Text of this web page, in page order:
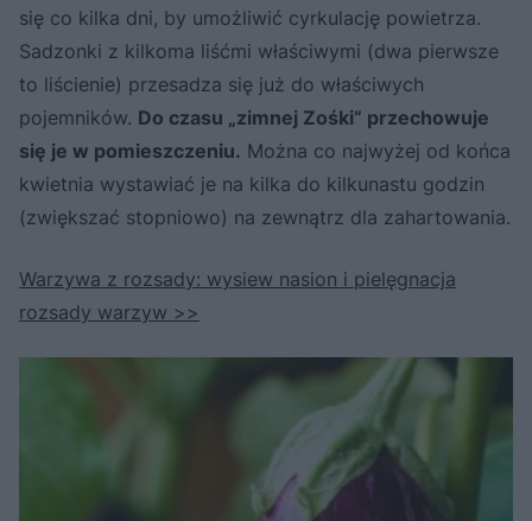
się co kilka dni, by umożliwić cyrkulację powietrza.
Sadzonki z kilkoma liśćmi właściwymi (dwa pierwsze
to liścienie) przesadza się już do właściwych
pojemników. Do czasu „zimnej Zośki” przechowuje
się je w pomieszczeniu. Można co najwyżej od końca
kwietnia wystawiać je na kilka do kilkunastu godzin
(zwiększać stopniowo) na zewnątrz dla zahartowania.
Warzywa z rozsady: wysiew nasion i pielęgnacja
rozsady warzyw >>